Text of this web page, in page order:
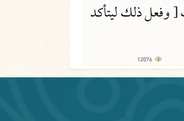
[ وفعل ذلك ليتأكد
12076